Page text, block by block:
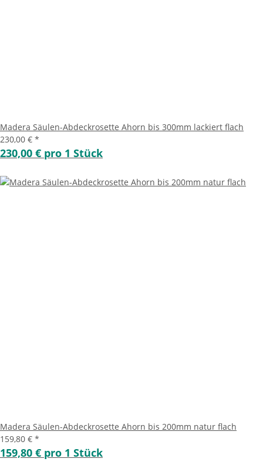
Madera Säulen-Abdeckrosette Ahorn bis 300mm lackiert flach
230,00 € *
230,00 € pro 1 Stück
Madera Säulen-Abdeckrosette Ahorn bis 200mm natur flach
159,80 € *
159,80 € pro 1 Stück